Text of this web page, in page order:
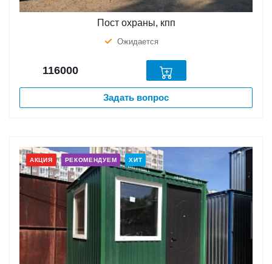
Пост охраны, кпп
Ожидается
116000
Задать вопрос
АКЦИЯ РЕКОМЕНДУЕМ ХИТ